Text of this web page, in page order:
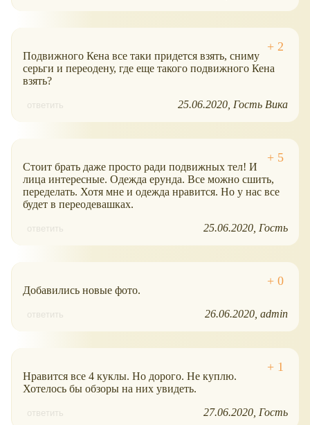
Подвижного Кена все таки придется взять, сниму
серьги и переодену, где еще такого подвижного Кена
взять?
ответить 25.06.2020 Гость Вика
Стоит брать даже просто ради подвижных тел! И
лица интересные. Одежда ерунда. Все можно сшить,
переделать. Хотя мне и одежда нравится. Но у нас все
будет в переодевашках.
ответить 25.06.2020 Гость
Добавились новые фото.
ответить 26.06.2020 admin
Нравится все 4 куклы. Но дорого. Не куплю.
Хотелось бы обзоры на них увидеть.
ответить 27.06.2020 Гость